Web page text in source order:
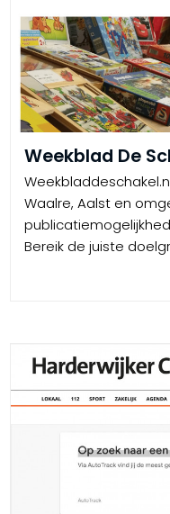
Weekblad De
Waalre, Aalst en
Bereik de juiste